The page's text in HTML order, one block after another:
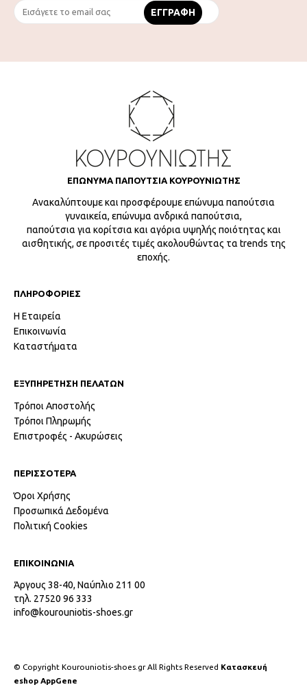
ΕΠΩΝΥΜΑ ΠΑΠΟΥΤΣΙΑ ΚΟΥΡΟΥΝΙΩΤΗΣ
Ανακαλύπτουμε και προσφέρουμε επώνυμα παπούτσια
γυναικεία, επώνυμα ανδρικά παπούτσια,
παπούτσια για κορίτσια και αγόρια υψηλής ποιότητας και
αισθητικής, σε προσιτές τιμές ακολουθώντας τα trends της
εποχής.
ΠΛΗΡΟΦΟΡΙΕΣ
Η Εταιρεία
Επικοινωνία
Καταστήματα
ΕΞΥΠΗΡΕΤΗΣΗ ΠΕΛΑΤΩΝ
Τρόποι Αποστολής
Τρόποι Πληρωμής
Επιστροφές - Ακυρώσεις
ΠΕΡΙΣΣΟΤΕΡΑ
Όροι Χρήσης
Προσωπικά Δεδομένα
Πολιτική Cookies
ΕΠΙΚΟΙΝΩΝΙΑ
Άργους 38-40, Ναύπλιο 211 00
τηλ. 27520 96 333
info@kourouniotis-shoes.gr
© Copyright Kourouniotis-shoes.gr All Rights Reserved Κατασκευή
eshop AppGene